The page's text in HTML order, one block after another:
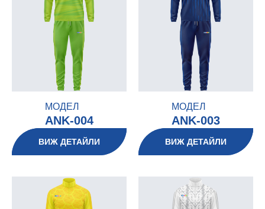
МОДЕЛ
ANK-004
ВИЖ ДЕТАЙЛИ
МОДЕЛ
ANK-003
ВИЖ ДЕТАЙЛИ